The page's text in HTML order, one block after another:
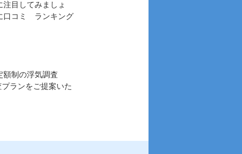
目してみましょ
口コミ ランキング
制の浮気調査
ランをご提案いた